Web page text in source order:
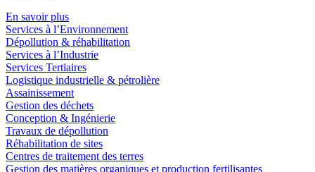
En savoir plus
Services à l’Environnement
Dépollution & réhabilitation
Services à l’Industrie
Services Tertiaires
Logistique industrielle & pétrolière
Assainissement
Gestion des déchets
Conception & Ingénierie
Travaux de dépollution
Réhabilitation de sites
Centres de traitement des terres
Gestion des matières organiques et production fertilisantes